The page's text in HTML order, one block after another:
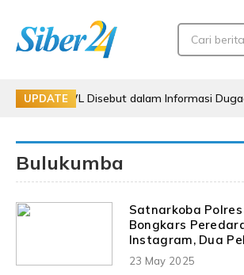
UPDATE
Disebut dalam Informasi Dugaan Aktivitas
Bulukumba
Satnarkoba
Bongkars
Instagram, Dua
Diamankan
23 May 2025